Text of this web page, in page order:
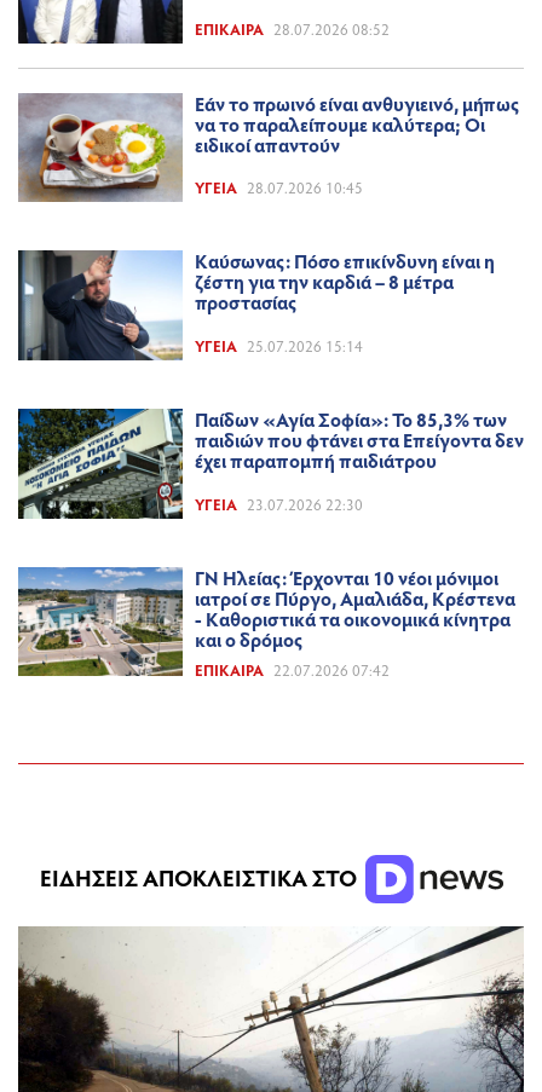
ΕΠΊΚΑΙΡΑ 28.07.2026 08:52
Εάν το πρωινό είναι ανθυγιεινό, μήπως
να το παραλείπουμε καλύτερα; Οι
ειδικοί απαντούν
ΥΓΕΊΑ 28.07.2026 10:45
Καύσωνας: Πόσο επικίνδυνη είναι η
ζέστη για την καρδιά – 8 μέτρα
προστασίας
ΥΓΕΊΑ 25.07.2026 15:14
Παίδων «Αγία Σοφία»: Το 85,3% των
παιδιών που φτάνει στα Επείγοντα δεν
έχει παραπομπή παιδιάτρου
ΥΓΕΊΑ 23.07.2026 22:30
ΓΝ Ηλείας: Έρχονται 10 νέοι μόνιμοι
ιατροί σε Πύργο, Αμαλιάδα, Κρέστενα
- Καθοριστικά τα οικονομικά κίνητρα
και ο δρόμος
ΕΠΊΚΑΙΡΑ 22.07.2026 07:42
ΕΙΔΗΣΕΙΣ ΑΠΟΚΛΕΙΣΤΙΚΑ ΣΤΟ